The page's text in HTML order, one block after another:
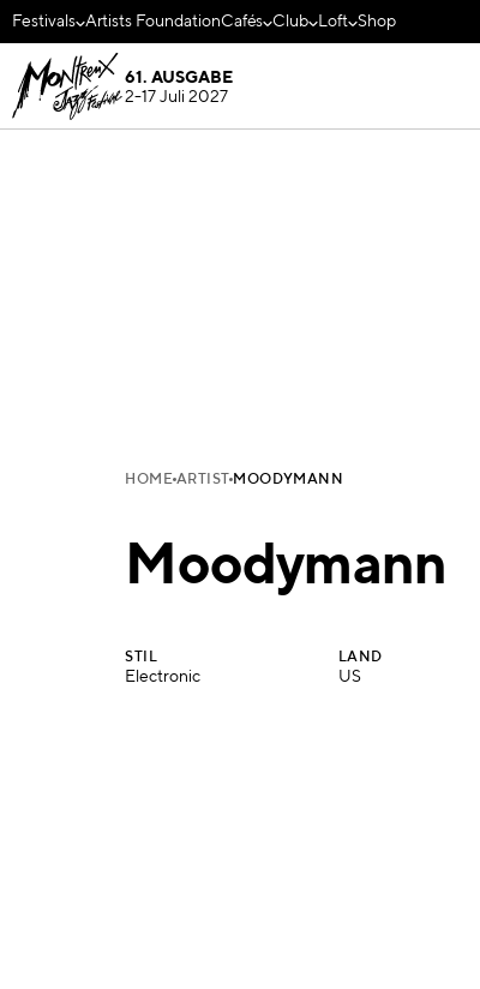
Festivals Artists FoundationCafés Club Loft Shop
61. AUSGABE
2-17 Juli 2027
HOME ARTIST MOODYMANN
Moodymann
STIL
Electronic
LAND
US